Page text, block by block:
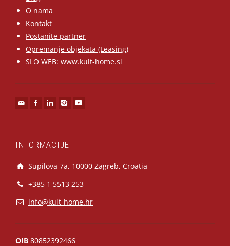
O nama
Kontakt
Postanite partner
Opremanje objekata (Leasing)
SLO WEB: www.kult-home.si
INFORMACIJE
Supilova 7a, 10000 Zagreb, Croatia
+385 1 5513 253
info@kult-home.hr
OIB 80852392466